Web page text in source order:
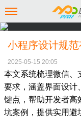
小程序设计规
2025-05-15 20:05
本文系统梳理微信、
要求，涵盖界面设计
键点，帮助开发者高
坑案例，提供实用避